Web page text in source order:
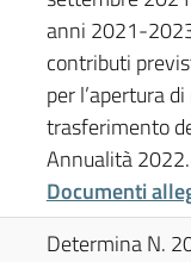
anni 2021-
contributi
per l’apertura
trasferimento
Annualità
Documenti
Determina N.